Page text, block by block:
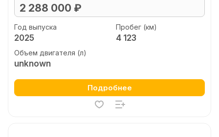
2 288 000 ₽
Год выпуска
2025
Пробег (км)
4 123
Объем двигателя (л)
unknown
Подробнее